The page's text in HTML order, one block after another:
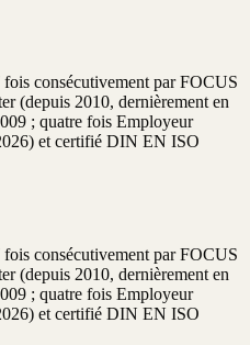
consécutivement par FOCUS
(depuis 2010, dernièrement en
; quatre fois Employeur
et certifié DIN EN ISO
consécutivement par FOCUS
(depuis 2010, dernièrement en
; quatre fois Employeur
et certifié DIN EN ISO